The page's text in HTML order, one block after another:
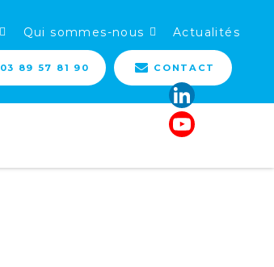
Qui sommes-nous Actualités
03 89 57 81 90 CONTACT